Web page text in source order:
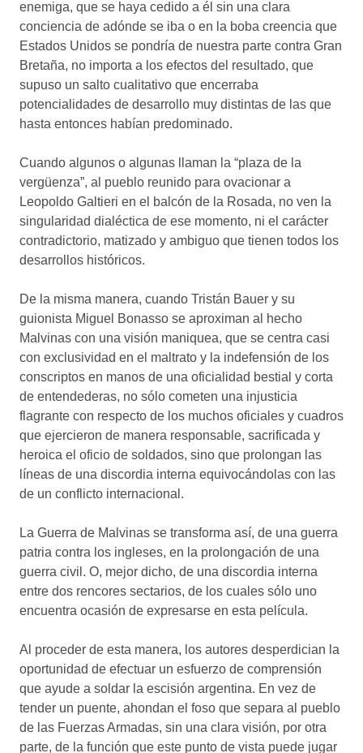
enemiga, que se haya cedido a él sin una clara
conciencia de adónde se iba o en la boba creencia que
Estados Unidos se pondría de nuestra parte contra Gran
Bretaña, no importa a los efectos del resultado, que
supuso un salto cualitativo que encerraba
potencialidades de desarrollo muy distintas de las que
hasta entonces habían predominado.
Cuando algunos o algunas llaman la “plaza de la
vergüenza”, al pueblo reunido para ovacionar a
Leopoldo Galtieri en el balcón de la Rosada, no ven la
singularidad dialéctica de ese momento, ni el carácter
contradictorio, matizado y ambiguo que tienen todos los
desarrollos históricos.
De la misma manera, cuando Tristán Bauer y su
guionista Miguel Bonasso se aproximan al hecho
Malvinas con una visión maniquea, que se centra casi
con exclusividad en el maltrato y la indefensión de los
conscriptos en manos de una oficialidad bestial y corta
de entendederas, no sólo cometen una injusticia
flagrante con respecto de los muchos oficiales y cuadros
que ejercieron de manera responsable, sacrificada y
heroica el oficio de soldados, sino que prolongan las
líneas de una discordia interna equivocándolas con las
de un conflicto internacional.
La Guerra de Malvinas se transforma así, de una guerra
patria contra los ingleses, en la prolongación de una
guerra civil. O, mejor dicho, de una discordia interna
entre dos rencores sectarios, de los cuales sólo uno
encuentra ocasión de expresarse en esta película.
Al proceder de esta manera, los autores desperdician la
oportunidad de efectuar un esfuerzo de comprensión
que ayude a soldar la escisión argentina. En vez de
tender un puente, ahondan el foso que separa al pueblo
de las Fuerzas Armadas, sin una clara visión, por otra
parte, de la función que este punto de vista puede jugar